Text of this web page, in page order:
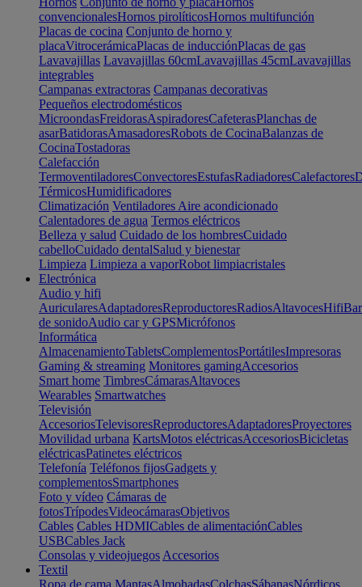
convencionalesHornos pirolíticosHornos multifunción
Placas de cocina Conjunto de horno y
placaVitrocerámicaPlacas de inducciónPlacas de gas
Lavavajillas Lavavajillas 60cmLavavajillas 45cmLavavajillas
integrables
Campanas extractoras Campanas decorativas
Pequeños electrodomésticos
MicroondasFreidorasAspiradoresCafeterasPlanchas de
asarBatidorasAmasadoresRobots de CocinaBalanzas de
CocinaTostadoras
Calefacción
TermoventiladoresConvectoresEstufasRadiadoresCalefactores
TérmicosHumidificadores
Climatización Ventiladores Aire acondicionado
Calentadores de agua Termos eléctricos
Belleza y salud Cuidado de los hombresCuidado
cabelloCuidado dentalSalud y bienestar
Limpieza Limpieza a vaporRobot limpiacristales
Electrónica
Audio y hifi
AuricularesAdaptadoresReproductoresRadiosAltavocesHifi
de sonidoAudio car y GPSMicrófonos
Informática
AlmacenamientoTabletsComplementosPortátilesImpresoras
Gaming & streaming Monitores gamingAccesorios
Smart home TimbresCámarasAltavoces
Wearables Smartwatches
Televisión
AccesoriosTelevisoresReproductoresAdaptadoresProyectores
Movilidad urbana KartsMotos eléctricasAccesoriosBicicletas
eléctricasPatinetes eléctricos
Telefonía Teléfonos fijosGadgets y
complementosSmartphones
Foto y vídeo Cámaras de
fotosTrípodesVideocámarasObjetivos
Cables Cables HDMICables de alimentaciónCables
USBCables Jack
Consolas y videojuegos Accesorios
Textil
Ropa de cama MantasAlmohadasColchasSábanasNórdicos